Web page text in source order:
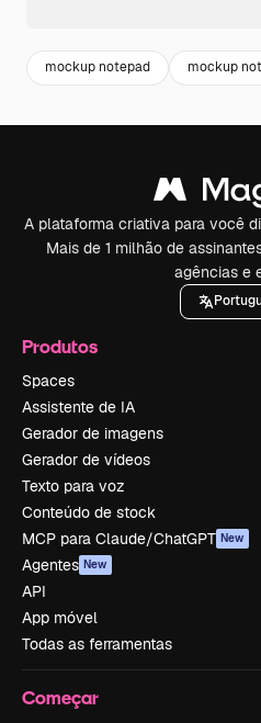
mockup notepad mockup
A plataforma criativa para você
Mais de 1 milhão de
agências e
Produtos
Spaces
Assistente de IA
Gerador de imagens
Gerador de vídeos
Texto para voz
Conteúdo de stock
MCP para Claude/ChatGPT New
Agentes New
API
App móvel
Todas as ferramentas
Começar